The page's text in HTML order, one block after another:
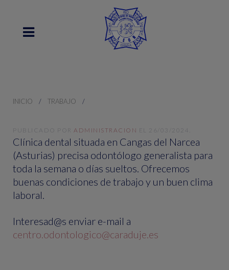
INICIO TRABAJO
PUBLICADO POR ADMINISTRACION EL 26/03/2024
Clínica dental situada en Cangas del Narcea
(Asturias) precisa odontólogo generalista para
toda la semana o días sueltos. Ofrecemos
buenas condiciones de trabajo y un buen clima
laboral.
Interesad@s enviar e-mail a
centro.odontologico@caraduje.es